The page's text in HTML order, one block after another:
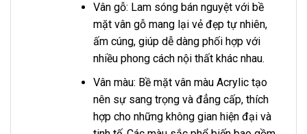
Vân gỗ: Lam sóng bán nguyệt với bề
mặt vân gỗ mang lại vẻ đẹp tự nhiên,
ấm cúng, giúp dễ dàng phối hợp với
nhiều phong cách nội thất khác nhau.
Vân màu: Bề mặt vân màu Acrylic tạo
nên sự sang trọng và đẳng cấp, thích
hợp cho những không gian hiện đại và